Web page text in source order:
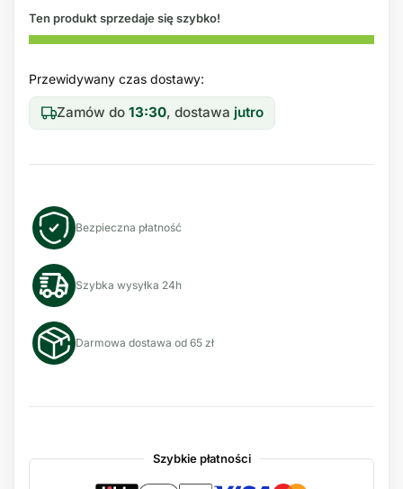
Ten produkt sprzedaje się szybko!
Przewidywany czas dostawy:
Zamów do 13:30, dostawa jutro
Bezpieczna płatność
Szybka wysyłka 24h
Darmowa dostawa od 65 zł
Szybkie płatności